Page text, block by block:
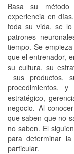
Basa su
experiencia en
toda su vida, se
patrones
tiempo. Se
que el entrenador,
su cultura, su
sus productos,
procedimientos,
estratégico,
negocio. Al
que saben que no
no saben. El
para determinar
particular.